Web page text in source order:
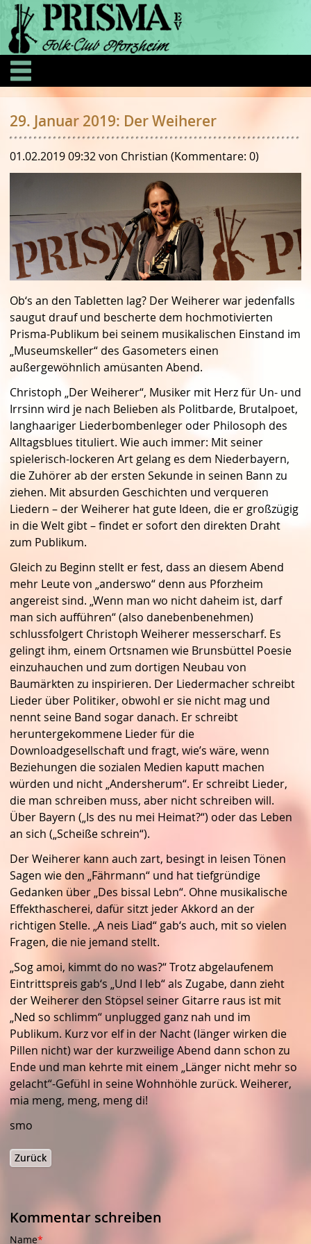
29. Januar 2019: Der Weiherer
01.02.2019 09:32von Christian (Kommentare: 0)
Ob‘s an den Tabletten lag? Der Weiherer war jedenfalls
saugut drauf und bescherte dem hochmotivierten
Prisma-Publikum bei seinem musikalischen Einstand im
„Museumskeller“ des Gasometers einen
außergewöhnlich amüsanten Abend.
Christoph „Der Weiherer“, Musiker mit Herz für Un- und
Irrsinn wird je nach Belieben als Politbarde, Brutalpoet,
langhaariger Liederbombenleger oder Philosoph des
Alltagsblues tituliert. Wie auch immer: Mit seiner
spielerisch-lockeren Art gelang es dem Niederbayern,
die Zuhörer ab der ersten Sekunde in seinen Bann zu
ziehen. Mit absurden Geschichten und verqueren
Liedern – der Weiherer hat gute Ideen, die er großzügig
in die Welt gibt – findet er sofort den direkten Draht
zum Publikum.
Gleich zu Beginn stellt er fest, dass an diesem Abend
mehr Leute von „anderswo“ denn aus Pforzheim
angereist sind. „Wenn man wo nicht daheim ist, darf
man sich aufführen“ (also danebenbenehmen)
schlussfolgert Christoph Weiherer messerscharf. Es
gelingt ihm, einem Ortsnamen wie Brunsbüttel Poesie
einzuhauchen und zum dortigen Neubau von
Baumärkten zu inspirieren. Der Liedermacher schreibt
Lieder über Politiker, obwohl er sie nicht mag und
nennt seine Band sogar danach. Er schreibt
heruntergekommene Lieder für die
Downloadgesellschaft und fragt, wie’s wäre, wenn
Beziehungen die sozialen Medien kaputt machen
würden und nicht „Andersherum“. Er schreibt Lieder,
die man schreiben muss, aber nicht schreiben will.
Über Bayern („Is des nu mei Heimat?“) oder das Leben
an sich („Scheiße schrein“).
Der Weiherer kann auch zart, besingt in leisen Tönen
Sagen wie den „Fährmann“ und hat tiefgründige
Gedanken über „Des bissal Lebn“. Ohne musikalische
Effekthascherei, dafür sitzt jeder Akkord an der
richtigen Stelle. „A neis Liad“ gab‘s auch, mit so vielen
Fragen, die nie jemand stellt.
„Sog amoi, kimmt do no was?“ Trotz abgelaufenem
Eintrittspreis gab‘s „Und I leb“ als Zugabe, dann zieht
der Weiherer den Stöpsel seiner Gitarre raus ist mit
„Ned so schlimm“ unplugged ganz nah und im
Publikum. Kurz vor elf in der Nacht (länger wirken die
Pillen nicht) war der kurzweilige Abend dann schon zu
Ende und man kehrte mit einem „Länger nicht mehr so
gelacht“-Gefühl in seine Wohnhöhle zurück. Weiherer,
mia meng, meng, meng di!
smo
Zurück
Kommentar schreiben
Pflichtfeld
Name*